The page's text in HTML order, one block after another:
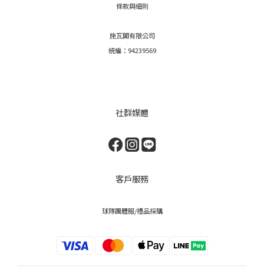
條款與細則
施瓦閣有限公司
統編：94239569
社群媒體
客戶服務
球隊團體服/禮品採購